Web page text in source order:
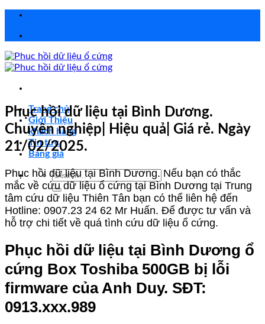
Chuyển
Trang chủ
Giới Thiệu
khách hàng
Tin tức
Bảng giá
Search
for:
Phục hồi dữ liệu tại Bình Dương.
Chuyên nghiệp| Hiệu quả| Giá rẻ. Ngày
21/02/2025.
Phục hồi dữ liệu tại Bình Dương. Nếu bạn có thắc
mắc về cứu dữ liệu ổ cứng tại Bình Dương tại Trung
tâm cứu dữ liệu Thiên Tân bạn có thể liên hệ đến
Hotline: 0907.23 24 62 Mr Huấn. Để được tư vấn và
hỗ trợ chi tiết về quá tình cứu dữ liệu ổ cứng.
Phục hồi dữ liệu tại Bình Dương ổ
cứng Box Toshiba 500GB bị lỗi
firmware của Anh Duy. SĐT:
0913.xxx.989